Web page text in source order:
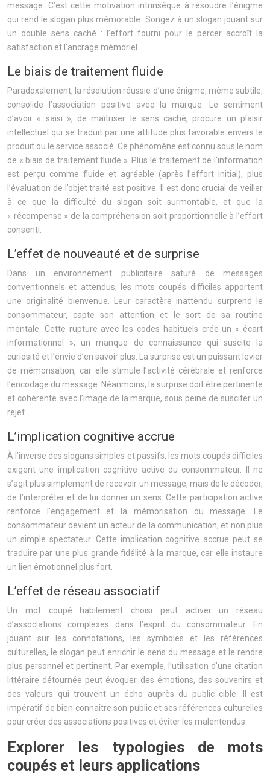
message. C’est cette motivation intrinsèque à résoudre l’énigme
qui rend le slogan plus mémorable. Songez à un slogan jouant sur
un double sens caché : l’effort fourni pour le percer accroît la
satisfaction et l’ancrage mémoriel.
Le biais de traitement fluide
Paradoxalement, la résolution réussie d’une énigme, même subtile,
consolide l’association positive avec la marque. Le sentiment
d’avoir « saisi », de maîtriser le sens caché, procure un plaisir
intellectuel qui se traduit par une attitude plus favorable envers le
produit ou le service associé. Ce phénomène est connu sous le nom
de « biais de traitement fluide ». Plus le traitement de l’information
est perçu comme fluide et agréable (après l’effort initial), plus
l’évaluation de l’objet traité est positive. Il est donc crucial de veiller
à ce que la difficulté du slogan soit surmontable, et que la
« récompense » de la compréhension soit proportionnelle à l’effort
consenti.
L’effet de nouveauté et de surprise
Dans un environnement publicitaire saturé de messages
conventionnels et attendus, les mots coupés difficiles apportent
une originalité bienvenue. Leur caractère inattendu surprend le
consommateur, capte son attention et le sort de sa routine
mentale. Cette rupture avec les codes habituels crée un « écart
informationnel », un manque de connaissance qui suscite la
curiosité et l’envie d’en savoir plus. La surprise est un puissant levier
de mémorisation, car elle stimule l’activité cérébrale et renforce
l’encodage du message. Néanmoins, la surprise doit être pertinente
et cohérente avec l’image de la marque, sous peine de susciter un
rejet.
L’implication cognitive accrue
À l’inverse des slogans simples et passifs, les mots coupés difficiles
exigent une implication cognitive active du consommateur. Il ne
s’agit plus simplement de recevoir un message, mais de le décoder,
de l’interpréter et de lui donner un sens. Cette participation active
renforce l’engagement et la mémorisation du message. Le
consommateur devient un acteur de la communication, et non plus
un simple spectateur. Cette implication cognitive accrue peut se
traduire par une plus grande fidélité à la marque, car elle instaure
un lien émotionnel plus fort.
L’effet de réseau associatif
Un mot coupé habilement choisi peut activer un réseau
d’associations complexes dans l’esprit du consommateur. En
jouant sur les connotations, les symboles et les références
culturelles, le slogan peut enrichir le sens du message et le rendre
plus personnel et pertinent. Par exemple, l’utilisation d’une citation
littéraire détournée peut évoquer des émotions, des souvenirs et
des valeurs qui trouvent un écho auprès du public cible. Il est
impératif de bien connaître son public et ses références culturelles
pour créer des associations positives et éviter les malentendus.
Explorer les typologies de mots
coupés et leurs applications